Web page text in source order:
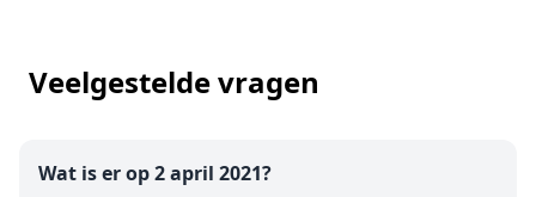
Veelgestelde vragen
Wat is er op 2 april 2021?